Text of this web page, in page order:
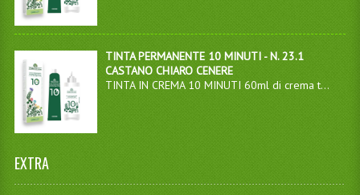
TINTA PERMANENTE 10 MINUTI - N. 23.1
CASTANO CHIARO CENERE
TINTA IN CREMA 10 MINUTI 60ml di crema t...
EXTRA